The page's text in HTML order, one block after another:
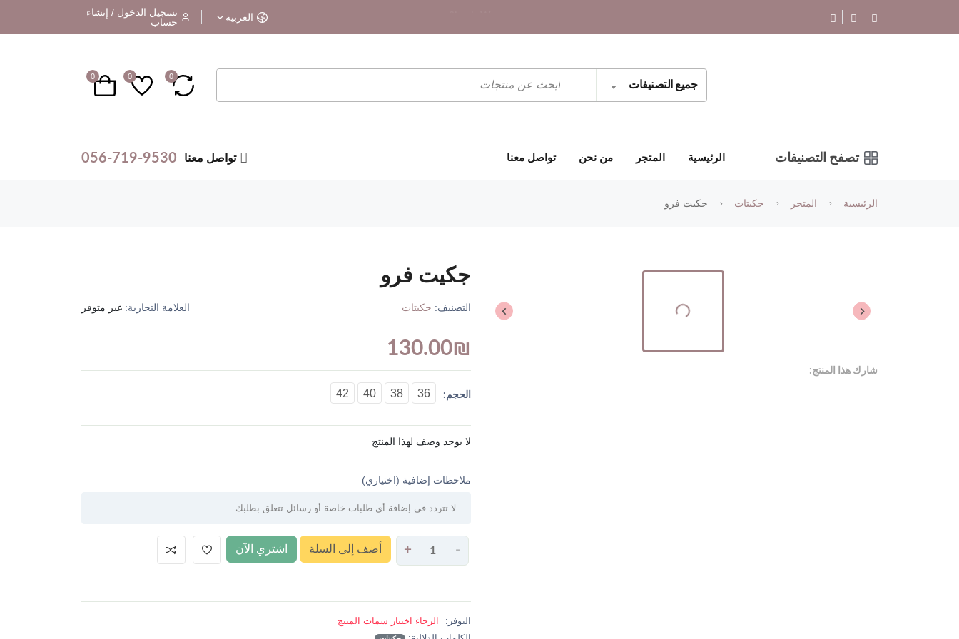
العربية
تسجيل الدخول / إنشاء
حساب
جميع التصنيفات
0
0
0
تصفح التصنيفات الرئيسية المتجر من نحن تواصل معنا تواصل معنا 056-719-9530
الرئيسية المتجر جكيتات جكيت فرو
شارك هذا المنتج:
جكيت فرو
التصنيف: جكيتات العلامة التجارية: غير متوفر
130.00₪
الحجم: 36
38
40
42
لا يوجد وصف لهذا المنتج
ملاحظات إضافية (اختياري)
-
+ أضف إلى السلة اشتري الآن
التوفر:
الرجاء اختيار سمات المنتج